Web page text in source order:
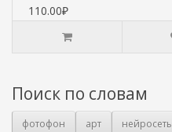
110.00₽
Поиск по словам
фотофон арт нейросеть